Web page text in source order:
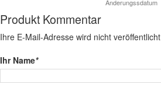
Produkt Kommentar
Ihre E-Mail-Adresse wird nicht veröffentlicht
Ihr Name*